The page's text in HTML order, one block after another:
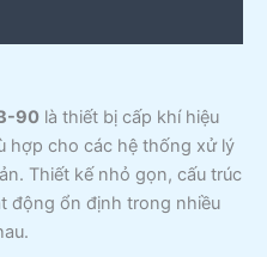
90 là thiết bị cấp khí hiệu
hợp cho các hệ thống xử lý
Thiết kế nhỏ gọn, cấu trúc
động ổn định trong nhiều